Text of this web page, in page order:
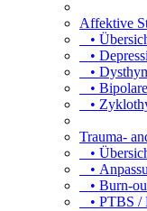
Affektive
•
•
•
•
•
Trauma-
•
•
• Burn-
• PTBS /